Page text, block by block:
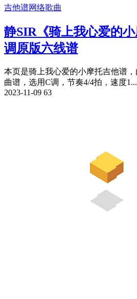
吉他谱网络歌曲
静SIR《骑上我心爱的
调原版六线谱
本页是骑上我心爱的小摩托吉他谱
曲谱，选用C调，节奏4/4拍，速度1...
2023-11-09 63